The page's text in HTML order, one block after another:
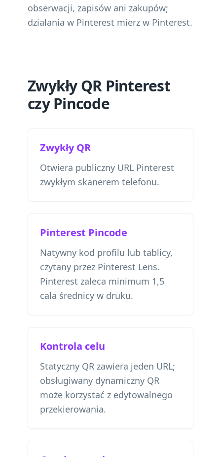
obserwacji, zapisów ani zakupów;
działania w Pinterest mierz w Pinterest.
Zwykły QR Pinterest
czy Pincode
Zwykły QR
Otwiera publiczny URL Pinterest
zwykłym skanerem telefonu.
Pinterest Pincode
Natywny kod profilu lub tablicy,
czytany przez Pinterest Lens.
Pinterest zaleca minimum 1,5
cala średnicy w druku.
Kontrola celu
Statyczny QR zawiera jeden URL;
obsługiwany dynamiczny QR
może korzystać z edytowalnego
przekierowania.